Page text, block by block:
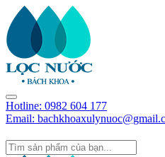
Hotline: 0982 604 177
Email: